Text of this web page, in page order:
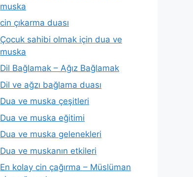
muska
cin çıkarma duası
Çocuk sahibi olmak için dua ve
muska
Dil Bağlamak – Ağız Bağlamak
Dil ve ağzı bağlama duası
Dua ve muska çeşitleri
Dua ve muska eğitimi
Dua ve muska gelenekleri
Dua ve muskanın etkileri
En kolay cin çağırma – Müslüman